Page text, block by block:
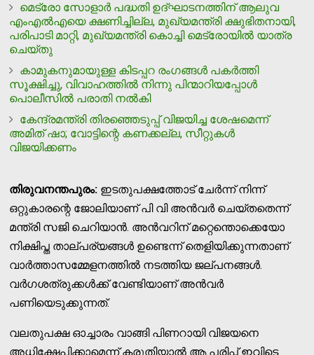
മെട്രോ സോളാര്‍ പദ്ധതി ഉദ്ഘാടനത്തിന് ആലുവ
എംഎല്‍എയെ ക്ഷണിച്ചില്ല, മുഖ്യമന്ത്രി ക്ഷുഭിതനായി,
പരിപാടി മാറ്റി, മുഖ്യമന്ത്രി കൊച്ചി മെട്രോയില്‍ യാത്ര
ചെയ്തു
കാമുകനുമായുള്ള കിടപ്പറ രംഗങ്ങള്‍ പകര്‍ത്തി
സൂക്ഷിച്ചു, വിവാഹത്തില്‍ നിന്നു പിന്മാറിയപ്പോള്‍
പൊലീസില്‍ പരാതി നല്‍കി
കേന്ദ്രമന്ത്രി തിരഞ്ഞെടുപ്പ് വിജയിച്ച ശേഷമെന്ന്
അമിത് ഷാ; വോട്ടിന്റെ കണക്കല്ല, സീറ്റുകള്‍
വിജയിക്കണം
തിരുവനന്തപുരം: ഇടതുപക്ഷത്തോട് ചേര്‍ന്ന് നിന്ന്
ഒറ്റുകാരന്റെ ജോലിയാണ് പി വി അന്‍വര്‍ ചെയ്തതെന്ന്
മന്ത്രി സജി ചെറിയാന്‍. അന്‍വറിന് മറ്റെന്തൊക്കെയോ
നിക്ഷിപ്ത താല്പര്യങ്ങള്‍ ഉണ്ടെന്ന് തെളിയിക്കുന്നതാണ്
വാര്‍ത്താസമ്മേളനത്തില്‍ നടത്തിയ ജല്പനങ്ങള്‍.
വര്‍ഗശത്രുക്കള്‍ക്ക് വേണ്ടിയാണ് അന്‍വര്‍
പണിയെടുക്കുന്നത്.
വലതുപക്ഷ ഓച്ചാരം വാങ്ങി പിണറായി വിജയനെ
അധിക്ഷേപിക്കാമെന്ന് കരുതിയാല്‍ ആ പരിപ്പ് ഇവിടെ